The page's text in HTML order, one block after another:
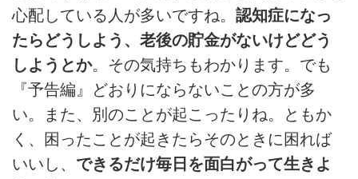
心配している人が多いですね。 認知症になっ
たらどうしよう、老後の貯金がないけどどう
しようとか。その気持ちもわかります。でも
『予告編』どおりにならないことの方が多
い。また、別のことが起こったりね。ともか
く、困ったことが起きたらそのときに困れば
いいし、 できるだけ毎日を面白がって生きよ